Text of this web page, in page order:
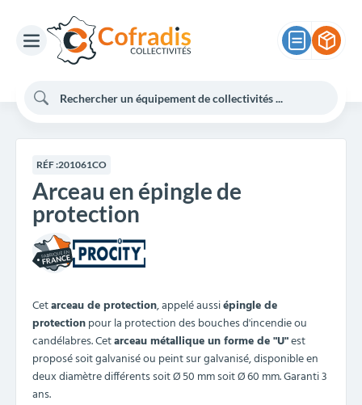
RÉF :201061CO
Arceau en épingle de
protection
Cetarceau de protection, appelé aussiépingle de
protectionpour la protection des bouches d'incendie ou
candélabres. Cetarceau métallique un forme de "U"est
proposé soit galvanisé ou peint sur galvanisé, disponible en
deux diamètre différents soit Ø 50 mm soit Ø 60 mm. Garanti 3
ans.